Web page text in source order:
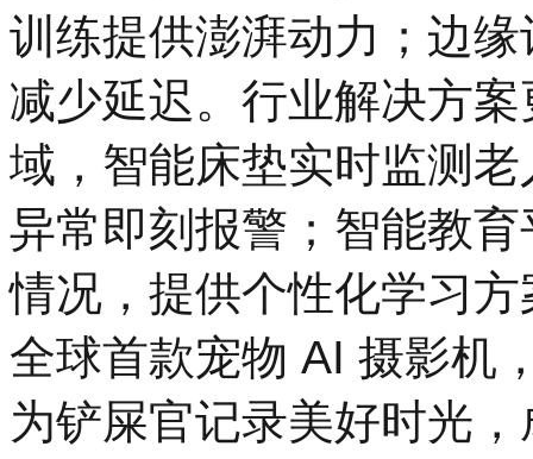
训练提供澎湃动力；边
减少延迟。行业解决方
域，智能床垫实时监测
异常即刻报警；智能教
情况，提供个性化学习
全球首款宠物 AI 摄影机
为铲屎官记录美好时光